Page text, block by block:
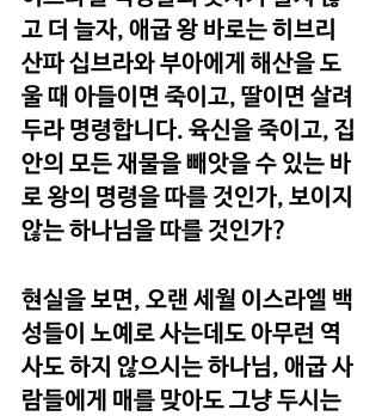
고 더 늘자, 애굽 왕 바로는 히브리
산파 십브라와 부아에게 해산을 도
울 때 아들이면 죽이고, 딸이면 살려
두라 명령합니다. 육신을 죽이고, 집
안의 모든 재물을 빼앗을 수 있는 바
로 왕의 명령을 따를 것인가, 보이지
않는 하나님을 따를 것인가?
현실을 보면, 오랜 세월 이스라엘 백
성들이 노예로 사는데도 아무런 역
사도 하지 않으시는 하나님, 애굽 사
람들에게 매를 맞아도 그냥 두시는